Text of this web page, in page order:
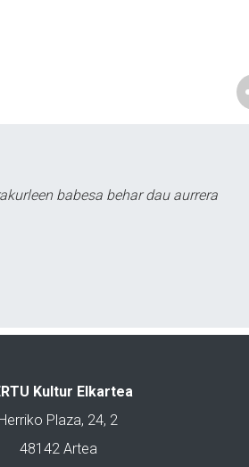
babesa behar dau aurrera
Kultur Elkartea
Herriko Plaza, 24, 2
48142 Artea